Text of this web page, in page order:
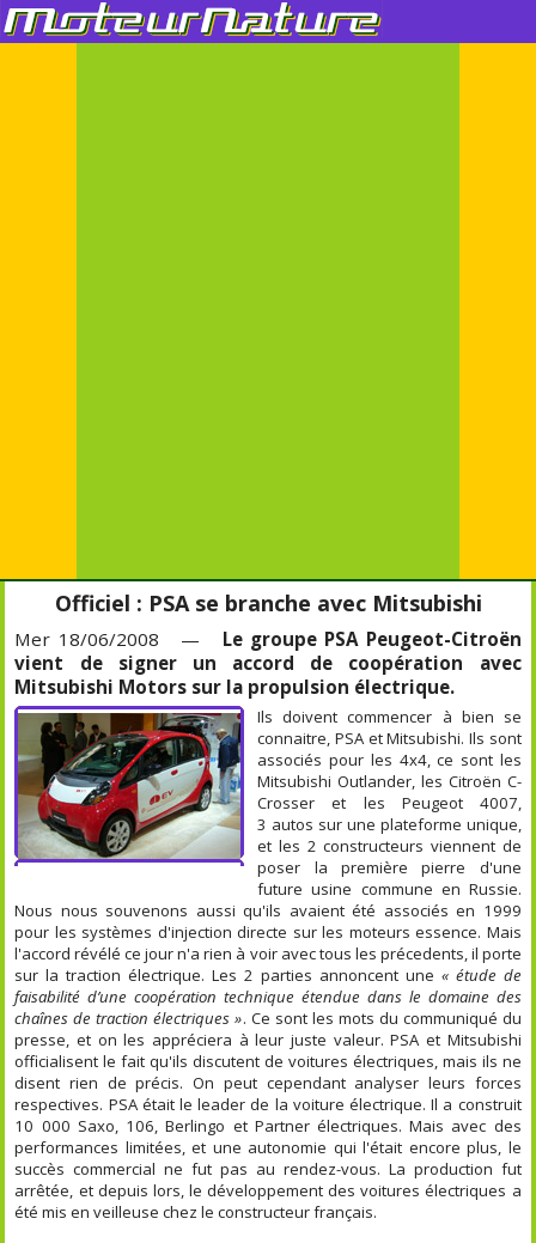
Officiel : PSA se branche avec Mitsubishi
Mer 18/06/2008 — Le groupe PSA Peugeot-Citroën
vient de signer un accord de coopération avec
Mitsubishi Motors sur la propulsion électrique.
Ils doivent commencer à bien se
connaitre, PSA et Mitsubishi. Ils sont
associés pour les 4x4, ce sont les
Mitsubishi Outlander, les Citroën C-
Crosser et les Peugeot 4007,
3 autos sur une plateforme unique,
et les 2 constructeurs viennent de
poser la première pierre d'une
future usine commune en Russie.
Nous nous souvenons aussi qu'ils avaient été associés en 1999
pour les systèmes d'injection directe sur les moteurs essence. Mais
l'accord révélé ce jour n'a rien à voir avec tous les précedents, il porte
sur la traction électrique. Les 2 parties annoncent une « étude de
faisabilité d’une coopération technique étendue dans le domaine des
chaînes de traction électriques ». Ce sont les mots du communiqué du
presse, et on les appréciera à leur juste valeur. PSA et Mitsubishi
officialisent le fait qu'ils discutent de voitures électriques, mais ils ne
disent rien de précis. On peut cependant analyser leurs forces
respectives. PSA était le leader de la voiture électrique. Il a construit
10 000 Saxo, 106, Berlingo et Partner électriques. Mais avec des
performances limitées, et une autonomie qui l'était encore plus, le
succès commercial ne fut pas au rendez-vous. La production fut
arrêtée, et depuis lors, le développement des voitures électriques a
été mis en veilleuse chez le constructeur français.